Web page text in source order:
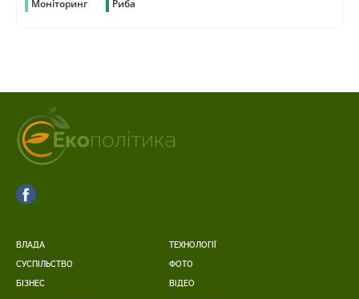
Моніторинг Риба
ВЛАДА
СУСПІЛЬСТВО
БІЗНЕС
ТЕХНОЛОГІЇ
ФОТО
ВІДЕО